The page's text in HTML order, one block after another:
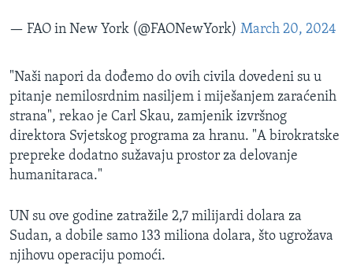
— FAO in New York (@FAONewYork) March 20, 2024
"Naši napori da dođemo do ovih civila dovedeni su u
pitanje nemilosrdnim nasiljem i miješanjem zaraćenih
strana", rekao je Carl Skau, zamjenik izvršnog
direktora Svjetskog programa za hranu. "A birokratske
prepreke dodatno sužavaju prostor za delovanje
humanitaraca."
UN su ove godine zatražile 2,7 milijardi dolara za
Sudan, a dobile samo 133 miliona dolara, što ugrožava
njihovu operaciju pomoći.